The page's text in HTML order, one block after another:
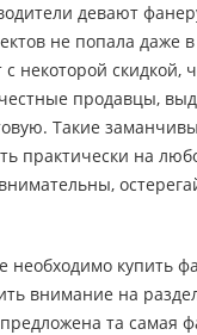
девают
не попала даже
некоторой скидкой,
продавцы,
Такие
практически на
необходимо купить
внимание на
та самая